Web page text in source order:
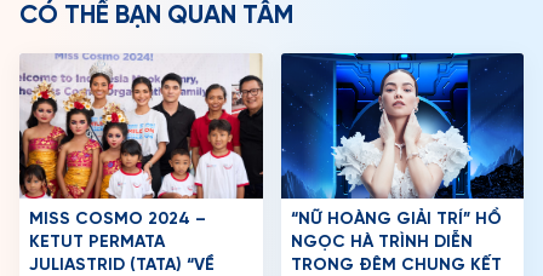
CÓ THỂ BẠN QUAN TÂM
MISS COSMO 2024 –
KETUT PERMATA
JULIASTRID (TATA) “VỀ
“NỮ HOÀNG GIẢI TRÍ” HỒ
NGỌC HÀ TRÌNH DIỄN
TRONG ĐÊM CHUNG KẾT